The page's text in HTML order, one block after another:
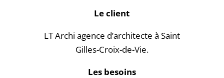
Le client
LT Archi agence d’architecte à Saint
Gilles-Croix-de-Vie.
Les besoins